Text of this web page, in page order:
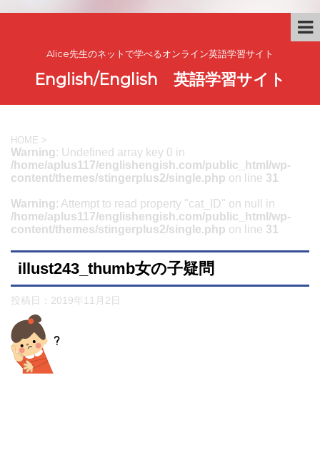
Alice先生のネットで学べるオンライン英語学習サイト
English/English 英語学習サイト
HOME >
Warning: Undefined array key 0 in
/home/aplus117/englishengish.com/public_html/wp-
content/themes/stingerplus2/single.php on line 31
Warning: Attempt to read property "cat_ID" on null in
/home/aplus117/englishengish.com/public_html/wp-
content/themes/stingerplus2/single.php on line 31
illust243_thumb女の子疑問
投稿日： 2019年11月2日